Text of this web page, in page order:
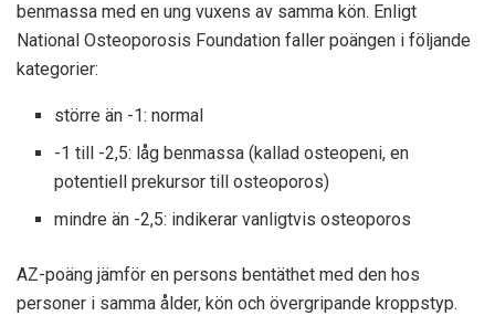
benmassa med en ung vuxens av samma kön. Enligt
National Osteoporosis Foundation faller poängen i följande
kategorier:
större än -1: normal
-1 till -2,5: låg benmassa (kallad osteopeni, en
potentiell prekursor till osteoporos)
mindre än -2,5: indikerar vanligtvis osteoporos
AZ-poäng jämför en persons bentäthet med den hos
personer i samma ålder, kön och övergripande kroppstyp.